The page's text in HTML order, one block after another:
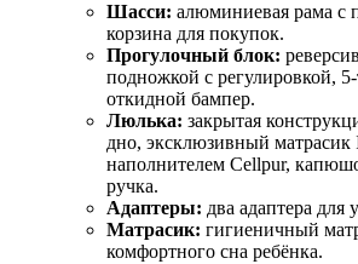
Шасси: алюминиевая рама с
корзина для покупок.
Прогулочный блок:
подножкой с регулировкой,
откидной бампер.
Люлька: закрытая
дно, эксклюзивный
наполнителем Cellpur,
ручка.
Адаптеры: два адаптера для
Матрасик: гигиеничный
комфортного сна ребёнка.